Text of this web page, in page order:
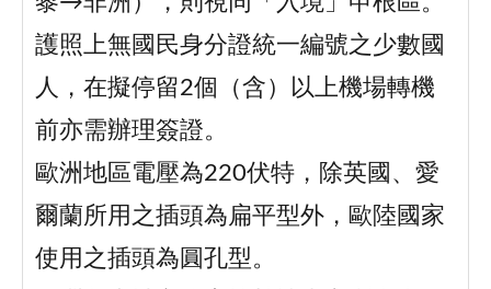
護照上無國民身分證統一編號之少數國
人，在擬停留2個（含）以上機場轉機
前亦需辦理簽證。
歐洲地區電壓為220伏特，除英國、愛
爾蘭所用之插頭為扁平型外，歐陸國家
使用之插頭為圓孔型。